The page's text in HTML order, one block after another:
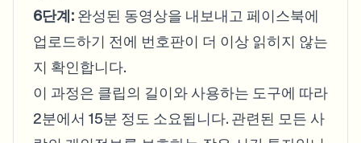
6단계: 완성된 동영상을 내보내고 페이스북에
업로드하기 전에 번호판이 더 이상 읽히지 않는
지 확인합니다.
이 과정은 클립의 길이와 사용하는 도구에 따라
2분에서 15분 정도 소요됩니다. 관련된 모든 사